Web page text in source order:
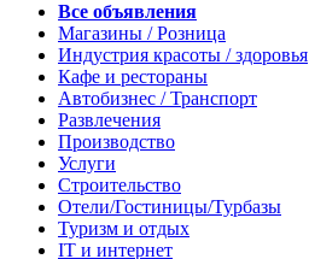
Все объявления
Магазины / Розница
Индустрия красоты / здоровья
Кафе и рестораны
Автобизнес / Транспорт
Развлечения
Производство
Услуги
Строительство
Отели/Гостиницы/Турбазы
Туризм и отдых
IT и интернет